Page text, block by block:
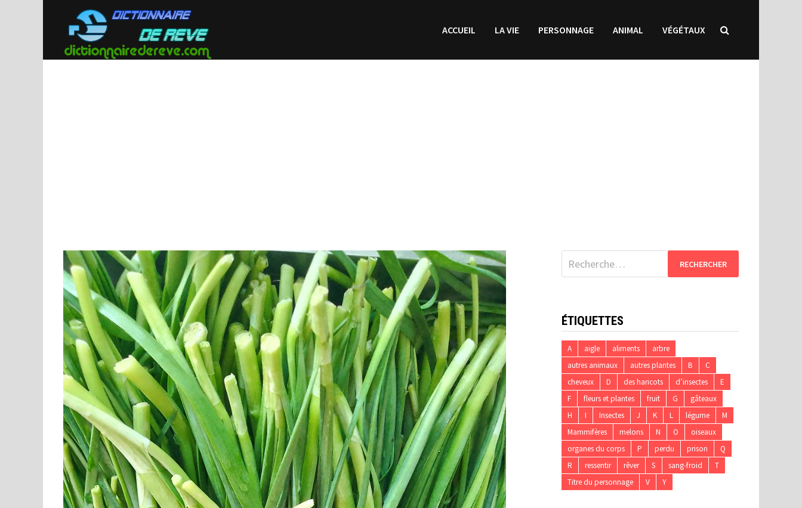
contenu
ACCUEIL LA VIE PERSONNAGE ANIMAL VÉGÉTAUX
Rechercher :
ÉTIQUETTES
A aigle aliments
arbre
autres animaux
autres plantes B
C
cheveux
D des haricots d’insectes
E
F
fleurs et plantes fruit G
gâteaux
H
I Insectes J K L légume
M
Mammifères
melons N O
oiseaux
organes du corps
P perdu prison
Q
R
ressentir rêver S sang-froid
T
Titre du personnage
V Y